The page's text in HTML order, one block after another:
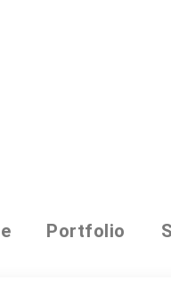
Portfolio